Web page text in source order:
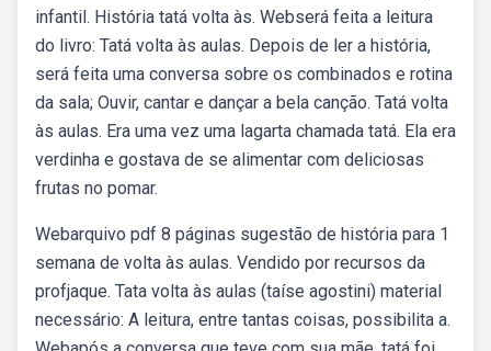
infantil. História tatá volta às. Webserá feita a leitura
do livro: Tatá volta às aulas. Depois de ler a história,
será feita uma conversa sobre os combinados e rotina
da sala; Ouvir, cantar e dançar a bela canção. Tatá volta
às aulas. Era uma vez uma lagarta chamada tatá. Ela era
verdinha e gostava de se alimentar com deliciosas
frutas no pomar.
Webarquivo pdf 8 páginas sugestão de história para 1
semana de volta às aulas. Vendido por recursos da
profjaque. Tata volta às aulas (taíse agostini) material
necessário: A leitura, entre tantas coisas, possibilita a.